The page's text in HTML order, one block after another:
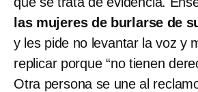
las mujeres de burlarse de
y les pide no levantar la voz y
replicar porque “no tienen
Otra persona se une al